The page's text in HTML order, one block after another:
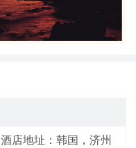
店地址：韩国，济州